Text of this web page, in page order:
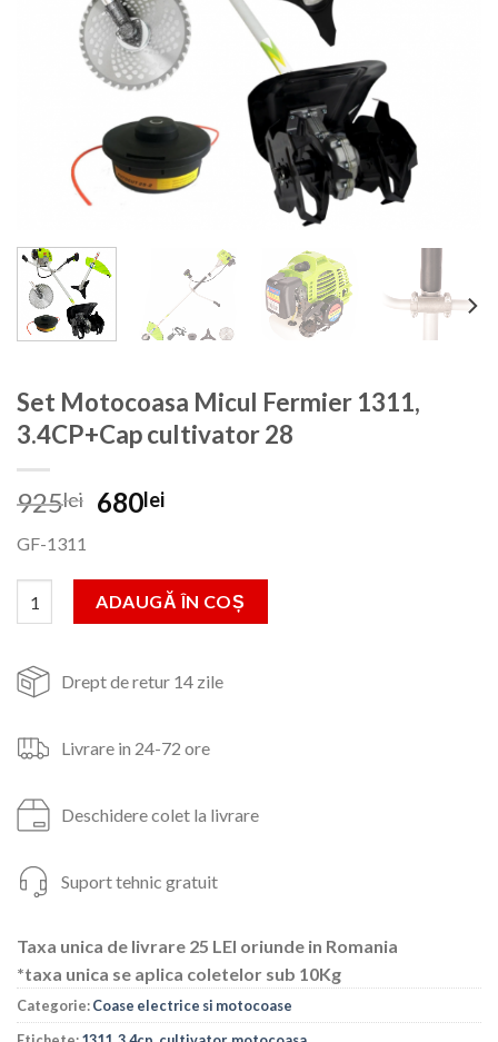
Set Motocoasa Micul Fermier 1311,
3.4CP+Cap cultivator 28
925lei Prețul
fost:
925lei.
680leiPrețul
680lei.
GF-1311
Cantitate Set Motocoasa Micul Fermier 1311, 3.4CP+Cap
ADAUGĂ ÎN COȘ
Drept de retur 14 zile
Livrare in 24-72 ore
Deschidere colet la livrare
Suport tehnic gratuit
Taxa unica de livrare 25 LEI oriunde in Romania
*taxa unica se aplica coletelor sub 10Kg
Categorie:Coase electrice si motocoase